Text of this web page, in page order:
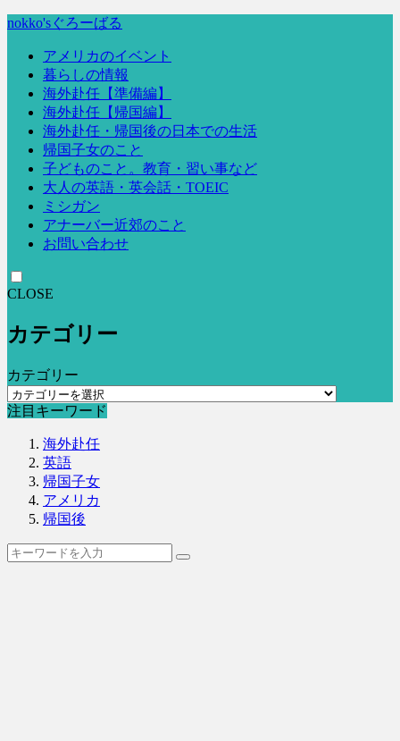
nokko'sぐろーばる
アメリカのイベント
暮らしの情報
海外赴任【準備編】
海外赴任【帰国編】
海外赴任・帰国後の日本での生活
帰国子女のこと
子どものこと。教育・習い事など
大人の英語・英会話・TOEIC
ミシガン
アナーバー近郊のこと
お問い合わせ
CLOSE
カテゴリー
カテゴリー
注目キーワード
海外赴任
英語
帰国子女
アメリカ
帰国後